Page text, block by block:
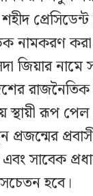
নামকরণ করা
জিয়ার
রূপ পেল।
সাবেক
হবে।